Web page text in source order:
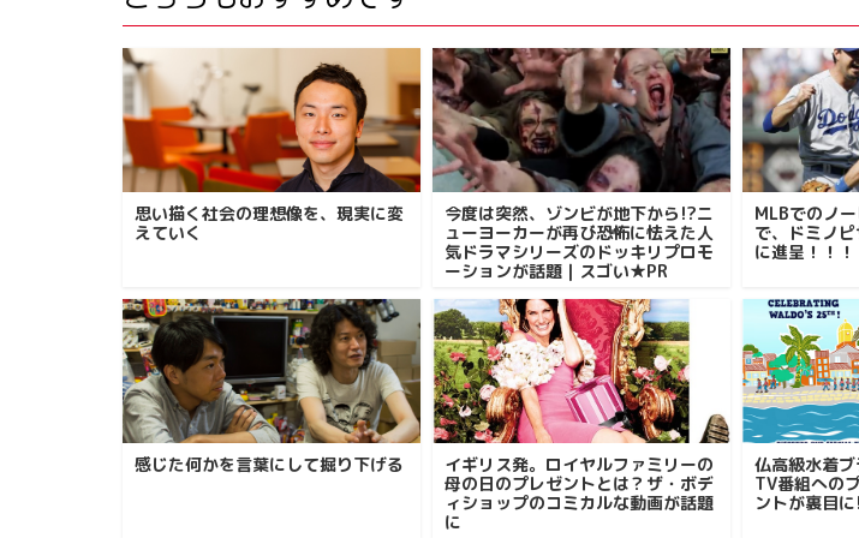
思い描く社会の理想像を、現実に変
えていく
今度は突然、ゾンビが地下から!?ニ
ューヨーカーが再び恐怖に怯えた人
気ドラマシリーズのドッキリプロモ
ーションが話題｜スゴい★PR
MLBでのノ
で、ドミノ
に進呈！！
感じた何かを言葉にして掘り下げる
イギリス発。ロイヤルファミリーの
母の日のプレゼントとは？ザ・ボデ
ィショップのコミカルな動画が話題
に
仏高級水着
TV番組への
ントが裏目